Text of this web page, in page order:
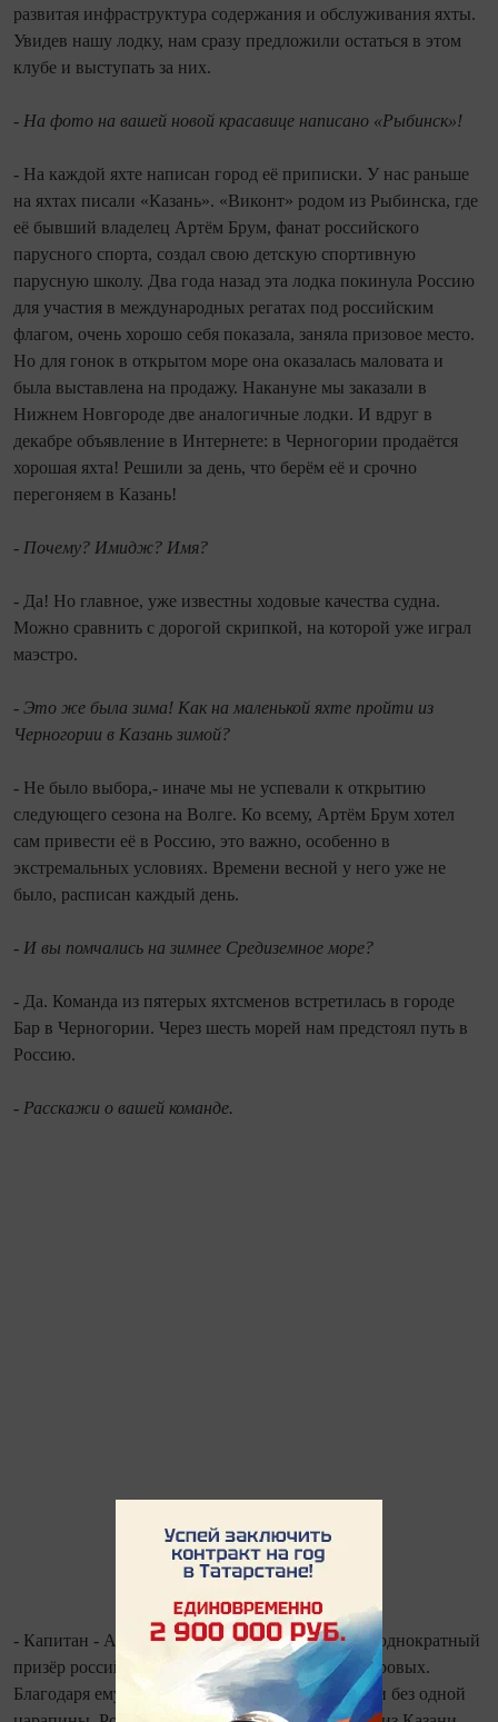
развитая инфраструктура содержания и обслуживания яхты.
Увидев нашу лодку, нам сразу предложили остаться в этом
клубе и выступать за них.
- На фото на вашей новой красавице написано «Рыбинск»!
- На каждой яхте написан город её приписки. У нас раньше
на яхтах писали «Казань». «Виконт» родом из Рыбинска, где
её бывший владелец Артём Брум, фанат российского
парусного спорта, создал свою детскую спортивную
парусную школу. Два года назад эта лодка покинула Россию
для участия в международных регатах под российским
флагом, очень хорошо себя показала, заняла призовое место.
Но для гонок в открытом море она оказалась маловата и
была выставлена на продажу. Накануне мы заказали в
Нижнем Новгороде две аналогичные лодки. И вдруг в
декабре объявление в Интернете: в Черногории продаётся
хорошая яхта! Решили за день, что берём её и срочно
перегоняем в Казань!
- Почему? Имидж? Имя?
- Да! Но главное, уже известны ходовые качества судна.
Можно сравнить с дорогой скрипкой, на которой уже играл
маэстро.
- Это же была зима! Как на маленькой яхте пройти из
Черногории в Казань зимой?
- Не было выбора,- иначе мы не успевали к открытию
следующего сезона на Волге. Ко всему, Артём Брум хотел
сам привести её в Россию, это важно, особенно в
экстремальных условиях. Времени весной у него уже не
было, расписан каждый день.
- И вы помчались на зимнее Средиземное море?
- Да. Команда из пятерых яхтсменов встретилась в городе
Бар в Черногории. Через шесть морей нам предстоял путь в
Россию.
- Расскажи о вашей команде.
- Капитан - Артём Брум, известный яхтсмен, неоднократный
призёр российских регат, участник и призёр мировых.
Благодаря ему наша яхта зимой дошла до России без одной